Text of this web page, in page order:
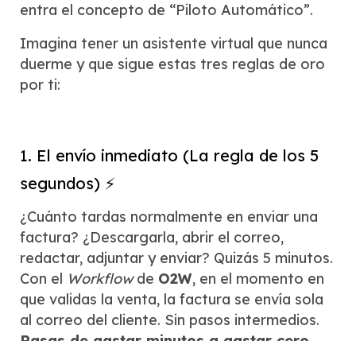
entra el concepto de “Piloto Automático”.
Imagina tener un asistente virtual que nunca
duerme y que sigue estas tres reglas de oro
por ti:
1. El envío inmediato (La regla de los 5
segundos) ⚡
¿Cuánto tardas normalmente en enviar una
factura? ¿Descargarla, abrir el correo,
redactar, adjuntar y enviar? Quizás 5 minutos.
Con el Workflowde O2W, en el momento en
que validas la venta, la factura se envía sola
al correo del cliente. Sin pasos intermedios.